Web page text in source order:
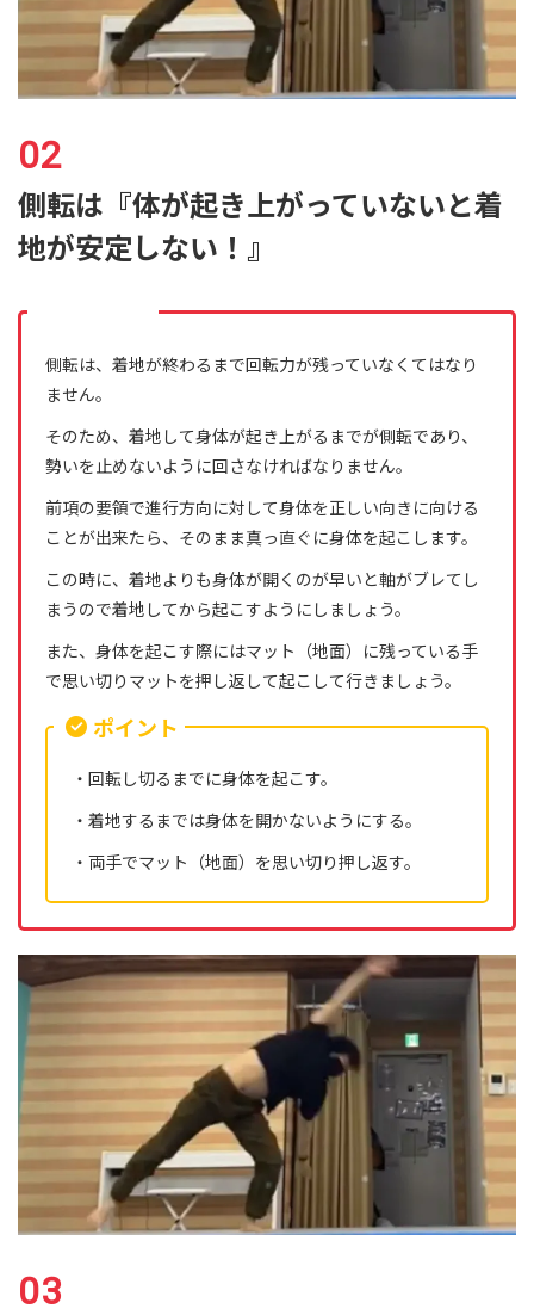
側転は『体が起き上がっていないと着
地が安定しない！』
側転は、着地が終わるまで回転力が残っていなくてはなり
ません。
そのため、着地して身体が起き上がるまでが側転であり、
勢いを止めないように回さなければなりません。
前項の要領で進行方向に対して身体を正しい向きに向ける
ことが出来たら、そのまま真っ直ぐに身体を起こします。
この時に、着地よりも身体が開くのが早いと軸がブレてし
まうので着地してから起こすようにしましょう。
また、身体を起こす際にはマット（地面）に残っている手
で思い切りマットを押し返して起こして行きましょう。
ポイント
・回転し切るまでに身体を起こす。
・着地するまでは身体を開かないようにする。
・両手でマット（地面）を思い切り押し返す。